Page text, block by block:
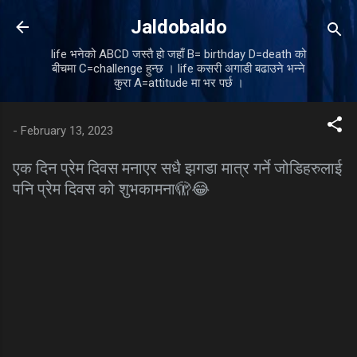
Skip to main content
Jaldobaldo
life भनेको ABCD जस्तै हो जहाँ B= birthday D=death को
बीचमा C=challenge हुन्छ । life कसरी अगाडी बढाउने भन्ने
कुरा A=attitude मा भर पर्छ ।
- February 13, 2023
एक दिन प्रेम दिवस मनाएर सधै झगडा मात्र गर्ने जोडिहरुलाई
पनि प्रेम दिवस को शुभकामना🫣😂